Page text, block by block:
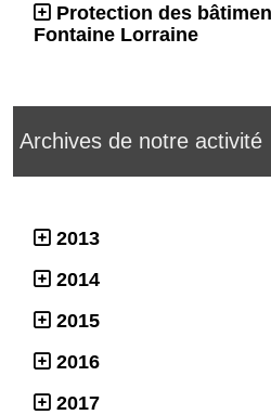
Protection des
Fontaine Lorraine
Archives de notre activité
2013
2014
2015
2016
2017